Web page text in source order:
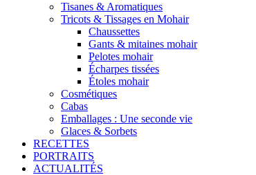
Tisanes & Aromatiques
Tricots & Tissages en Mohair
Chaussettes
Gants & mitaines mohair
Pelotes mohair
Écharpes tissées
Étoles mohair
Cosmétiques
Cabas
Emballages : Une seconde vie
Glaces & Sorbets
RECETTES
PORTRAITS
ACTUALITÉS